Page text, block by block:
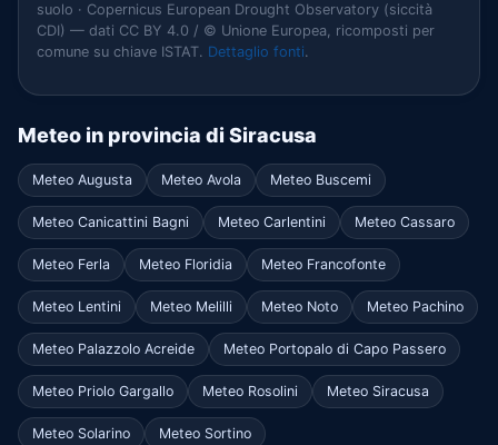
suolo · Copernicus European Drought Observatory (siccità
CDI) — dati CC BY 4.0 / © Unione Europea, ricomposti per
comune su chiave ISTAT. Dettaglio fonti.
Meteo in provincia di Siracusa
Meteo Augusta Meteo Avola Meteo Buscemi
Meteo Canicattini Bagni Meteo Carlentini Meteo Cassaro
Meteo Ferla Meteo Floridia Meteo Francofonte
Meteo Lentini Meteo Melilli Meteo Noto Meteo Pachino
Meteo Palazzolo Acreide Meteo Portopalo di Capo Passero
Meteo Priolo Gargallo Meteo Rosolini Meteo Siracusa
Meteo Solarino Meteo Sortino